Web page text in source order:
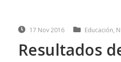
17 Nov 2016 Educación,
Resultados